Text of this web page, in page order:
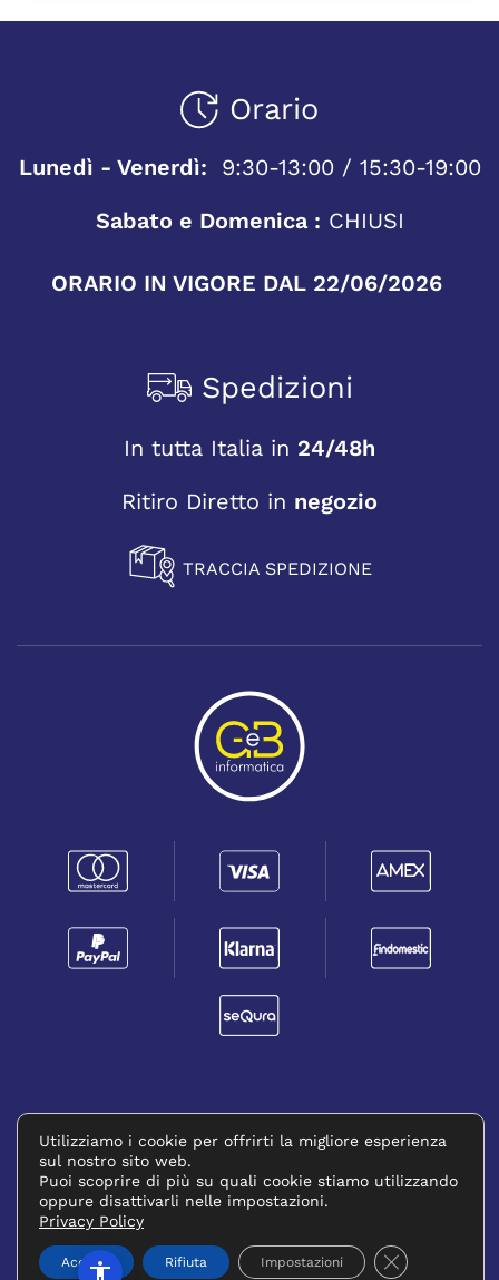
Orario
Lunedì - Venerdì:
9:30-13:00 / 15:30-19:00
Sabato e Domenica : CHIUSI
ORARIO IN VIGORE DAL 22/06/2026
Spedizioni
In tutta Italia in 24/48h
Ritiro Diretto in negozio
TRACCIA SPEDIZIONE
(SI APRE IN UNA NUOVA FINESTRA)
RICHIEDERE UN RESO
©2026FORMATC SRL. All rights reserved.
P.IVA: 13573391003 - CAPITALE SOCIALE €20.000
Powered by Tastiere Digitali
Utilizziamo i cookie per offrirti la migliore esperienza
sul nostro sito web.
Puoi scoprire di più su quali cookie stiamo utilizzando
oppure disattivarli nelle impostazioni.
Privacy Policy
Accetta Rifiuta Impostazioni Close GDPR